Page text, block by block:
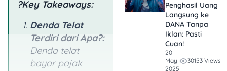
?Key Takeaways:
Denda Telat
Terdiri dari Apa?:
Denda telat
bayar pajak
Penghasil Uang
Langsung ke
DANA Tanpa
Iklan​: Pasti
Cuan!
20
May
2025
30153 Views